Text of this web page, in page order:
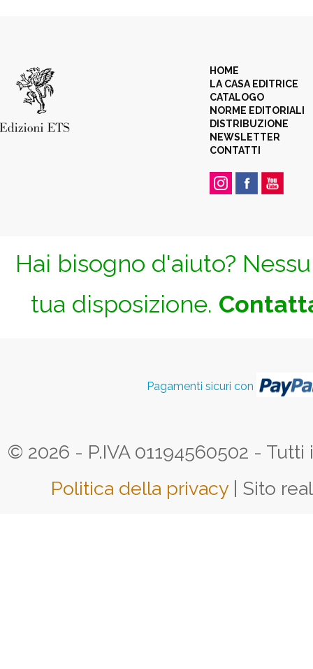
HOME
LA CASA EDITRICE
CATALOGO
NORME EDITORIALI
DISTRIBUZIONE
NEWSLETTER
CONTATTI
Hai bisogno d'aiuto?
tua disposizione.
Pagamenti sicuri con
© 2026 - P.IVA 01194560502 -
Politica della privacy | Sito